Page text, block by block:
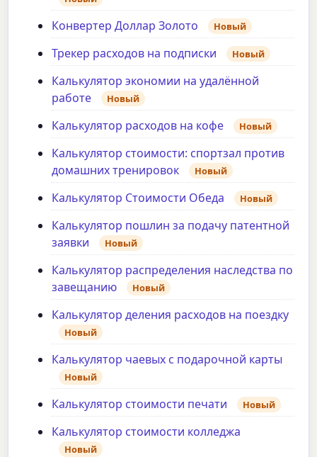
Конвертер Доллар Золото Новый
Трекер расходов на подписки Новый
Калькулятор экономии на удалённой
работе
Новый
Калькулятор расходов на кофе Новый
Калькулятор стоимости: спортзал против
домашних тренировок
Новый
Калькулятор Стоимости Обеда Новый
Калькулятор пошлин за подачу патентной
заявки
Новый
Калькулятор распределения наследства по
завещанию
Новый
Калькулятор деления расходов на поездку
Новый
Калькулятор чаевых с подарочной карты
Новый
Калькулятор стоимости печати Новый
Калькулятор стоимости колледжа
Новый